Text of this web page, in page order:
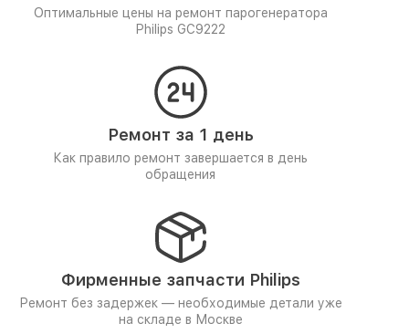
Оптимальные цены на ремонт парогенератора
Philips GC9222
Ремонт за 1 день
Как правило ремонт завершается в день
обращения
Фирменные запчасти Philips
Ремонт без задержек — необходимые детали уже
на складе в Москве